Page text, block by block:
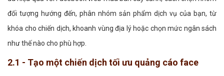
đối tượng hướng đến, phân nhóm sản phẩm dịch vụ của bạn, từ
khóa cho chiến dịch, khoanh vùng địa lý hoặc chọn mức ngân sách
như thế nào cho phù hợp.
2.1 - Tạo một chiến dịch tối ưu quảng cáo face